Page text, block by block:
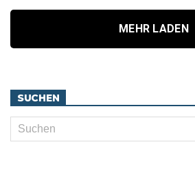
MEHR LADEN
SUCHEN